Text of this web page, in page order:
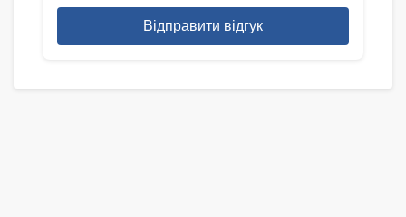
Відправити відгук